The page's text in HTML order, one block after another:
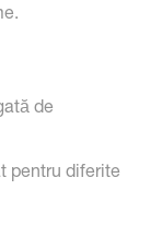
de
pentru diferite